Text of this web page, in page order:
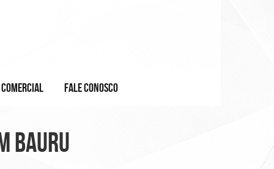
COMERCIAL FALE CONOSCO
Bauru